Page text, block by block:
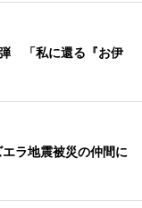
「私に還る『お伊
ラ地震被災の仲間に